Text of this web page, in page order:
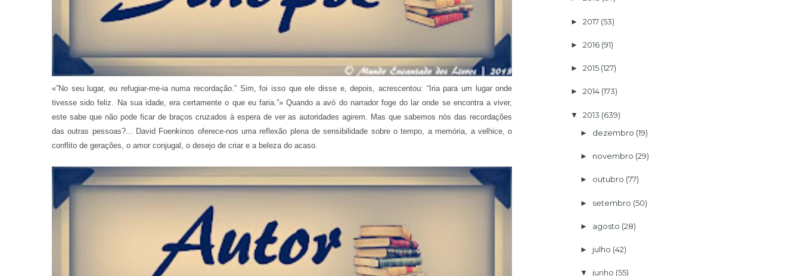
«”No seu lugar, eu refugiar-me-ia numa recordação.” Sim, foi isso que ele disse e, depois, acrescentou: “Iria para um lugar onde
tivesse sido feliz. Na sua idade, era certamente o que eu faria.”» Quando a avó do narrador foge do lar onde se encontra a viver,
este sabe que não pode ficar de braços cruzados à espera de ver as autoridades agirem. Mas que sabemos nós das recordações
das outras pessoas?... David Foenkinos oferece-nos uma reflexão plena de sensibilidade sobre o tempo, a memória, a velhice, o
conflito de gerações, o amor conjugal, o desejo de criar e a beleza do acaso.
► 2017 (53)
► 2016 (91)
► 2015 (127)
► 2014 (173)
▼ 2013 (639)
► dezembro (19)
► novembro (29)
► outubro (77)
► setembro (50)
► agosto (28)
► julho (42)
▼ junho (55)